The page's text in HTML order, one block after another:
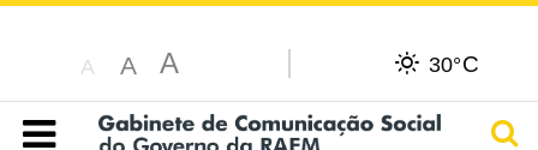
A A A 30°C